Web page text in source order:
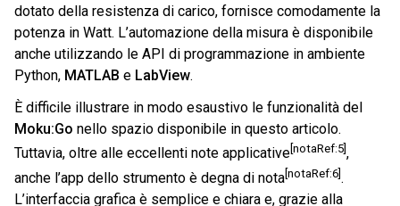
dotato della resistenza di carico, fornisce comodamente la
potenza in Watt. L’automazione della misura è disponibile
anche utilizzando le API di programmazione in ambiente
Python, MATLAB e LabView.
È difficile illustrare in modo esaustivo le funzionalità del
Moku:Go nello spazio disponibile in questo articolo.
Tuttavia, oltre alle eccellenti note applicative [notaRef:5] ,
anche l’app dello strumento è degna di nota [notaRef:6] .
L’interfaccia grafica è semplice e chiara e, grazie alla